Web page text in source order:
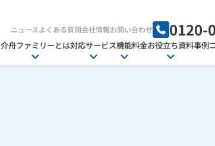
ニュースよくある質問会社情報お問い合わせ 0120-
介舟ファミリーとは対応サービス機能料金お役立ち資料事例